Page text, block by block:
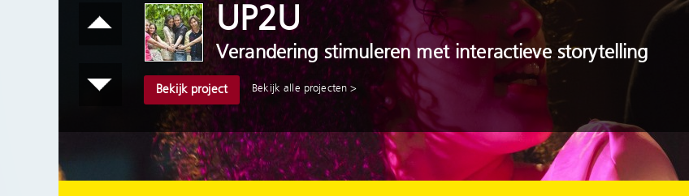
UP2U
Verandering stimuleren met interactieve storytelling
Bekijk project Bekijk alle projecten >